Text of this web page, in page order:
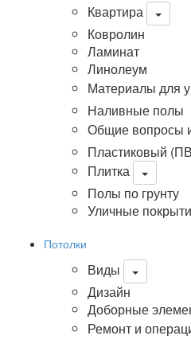
Квартира
Ковролин
Ламинат
Линолеум
Материалы для
Наливные полы
Общие вопросы
Пластиковый
Плитка
Полы по грунту
Уличные
Потолки
Виды
Дизайн
Доборные
Ремонт и